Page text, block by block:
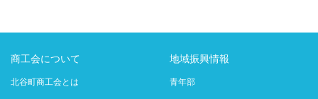
商工会について
北谷町商工会とは
地域振興情報
青年部